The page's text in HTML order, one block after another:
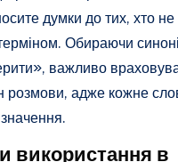
думки до тих, хто не
Обираючи
важливо
розмови, адже кожне
значення.
використання в